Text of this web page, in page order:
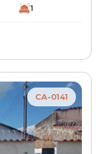
1
CA-0141